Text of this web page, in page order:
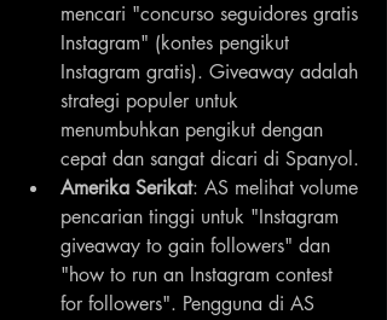
mencari "concurso seguidores gratis
Instagram" (kontes pengikut
Instagram gratis). Giveaway adalah
strategi populer untuk
menumbuhkan pengikut dengan
cepat dan sangat dicari di Spanyol.
Amerika Serikat: AS melihat volume
pencarian tinggi untuk "Instagram
giveaway to gain followers" dan
"how to run an Instagram contest
for followers". Pengguna di AS